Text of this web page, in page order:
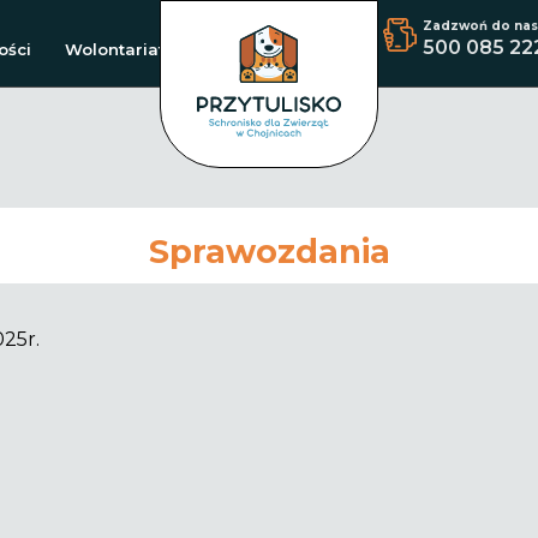
Wolontariat
Zadzwoń do nas
500 085
Sprawozdania